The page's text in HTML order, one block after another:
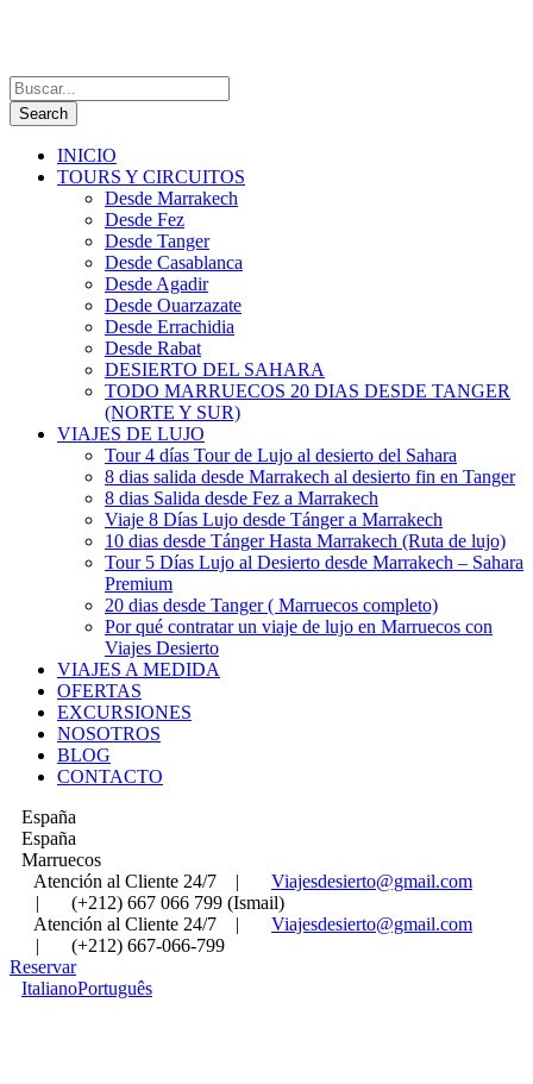
INICIO
TOURS Y CIRCUITOS
Desde Marrakech
Desde Fez
Desde Tanger
Desde Casablanca
Desde Agadir
Desde Ouarzazate
Desde Errachidia
Desde Rabat
DESIERTO DEL SAHARA
TODO MARRUECOS 20 DIAS DESDE TANGER
(NORTE Y SUR)
VIAJES DE LUJO
Tour 4 días Tour de Lujo al desierto del Sahara
8 dias salida desde Marrakech al desierto fin en Tanger
8 dias Salida desde Fez a Marrakech
Viaje 8 Días Lujo desde Tánger a Marrakech
10 dias desde Tánger Hasta Marrakech (Ruta de lujo)
Tour 5 Días Lujo al Desierto desde Marrakech – Sahara
Premium
20 dias desde Tanger ( Marruecos completo)
Por qué contratar un viaje de lujo en Marruecos con
Viajes Desierto
VIAJES A MEDIDA
OFERTAS
EXCURSIONES
NOSOTROS
BLOG
CONTACTO
España
España
Marruecos
Atención al Cliente 24/7
|
Viajesdesierto@gmail.com
|
(+212) 667 066 799 (Ismail)
Atención al Cliente 24/7
|
Viajesdesierto@gmail.com
|
(+212) 667-066-799
Reservar
ItalianoPortuguês